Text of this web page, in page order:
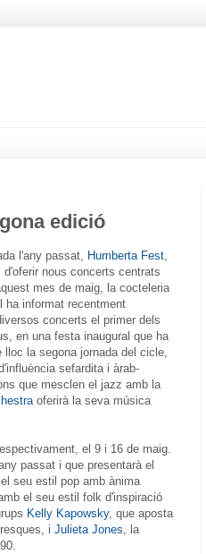
edició
l'any passat, Humberta Fest,
d'oferir nous concerts centrats
mes de maig, la cocteleria
ha informat recentment
concerts el primer dels
en una festa inaugural que ha
la segona jornada del cicle,
sefardita i àrab-
que mesclen el jazz amb la
oferirà la seva música
el 9 i 16 de maig.
passat i que presentarà el
seu estil pop amb ànima
el seu estil folk d'inspiració
Kelly Kapowsky, que aposta
i Julieta Jones, la